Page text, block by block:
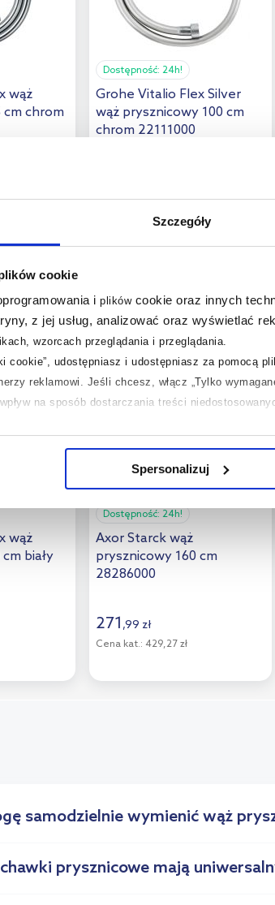
Szczegóły
cookie
i plikówcookie oraz innych
z jej usług, analizować oraz wyświetlać
wzorcach przeglądania i przeglądania.
cookie”, udostępniasz i udostępniasz za pomocą
reklamowi. Jeśli chcesz, włącz „Tylko
na sposób dostarczania treści
ich przepisy, przejdź do zakładek
Spersonalizuj
wąż
cm chrom
Dostępność: 24h!
Grohe Vitalio Flex Silver
wąż prysznicowy 100 cm
chrom 22111000
wąż
biały
multirabaty
Dostępność: 24h!
Axor Starck wąż
prysznicowy 160 cm
28286000
271 ,99 zł
Cena kat.: 429,27 zł
samodzielnie wymienić wąż
prysznicowe mają